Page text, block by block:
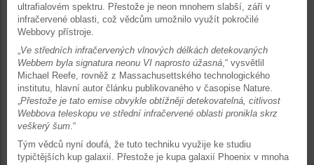
ultrafialovém spektru. Přestože je neon mnohem slabší, září v
infračervené oblasti, což vědcům umožnilo využít pokročilé
Webbovy přístroje.
Ve středních infračervených vlnových délkách detekovaných
Webbem byla signatura neonu VI naprosto úžasná ,“ vysvětlil
Michael Reefe, rovněž z Massachusettského technologického
institutu, hlavní autor článku publikovaného v časopise Nature.
Přestože je tato emise obvykle obtížněji detekovatelná, citlivost
Webbova teleskopu ve střední infračervené oblasti pronikla skrz
veškerý šum .“
Tým vědců nyní doufá, že tuto techniku využije ke studiu
typičtějších kup galaxií. Přestože je kupa galaxií Phoenix v mnoha